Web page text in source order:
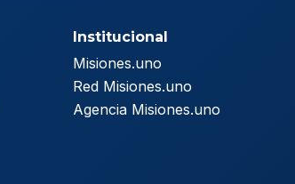
Institucional
Misiones.uno
Red Misiones.uno
Agencia Misiones.uno